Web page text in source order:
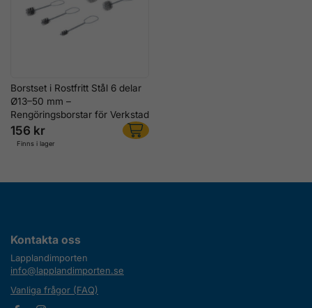
Borstset i Rostfritt Stål 6 delar
Ø13–50 mm –
Rengöringsborstar för Verkstad
156 kr
Finns i lager
Kontakta oss
Lapplandimporten
info@lapplandimporten.se
Vanliga frågor (FAQ)